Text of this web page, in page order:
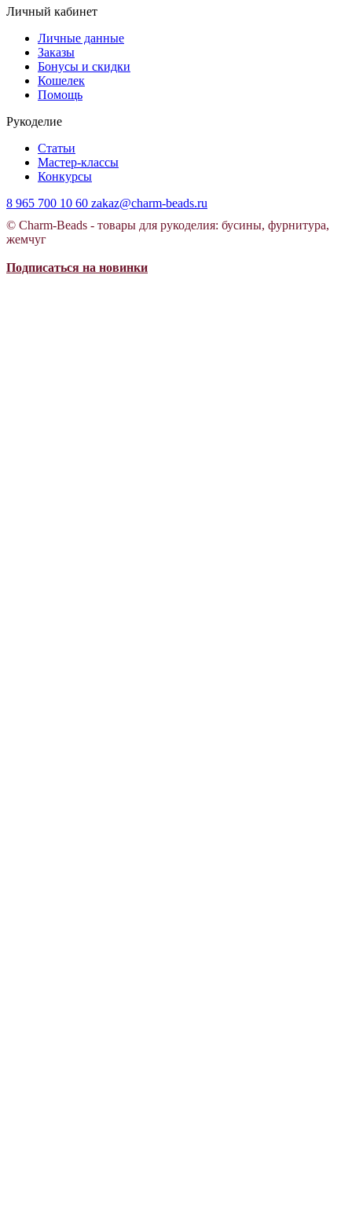
Личный кабинет
Личные данные
Заказы
Бонусы и скидки
Кошелек
Помощь
Рукоделие
Статьи
Мастер-классы
Конкурсы
8 965 700 10 60 zakaz@charm-beads.ru
© Charm-Beads - товары для рукоделия: бусины, фурнитура,
жемчуг
Подписаться на новинки